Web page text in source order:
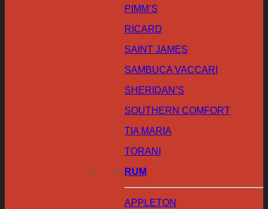
PIMM’S
RICARD
SAINT JAMES
SAMBUCA VACCARI
SHERIDAN’S
SOUTHERN COMFORT
TIA MARIA
TORANI
RUM
APPLETON